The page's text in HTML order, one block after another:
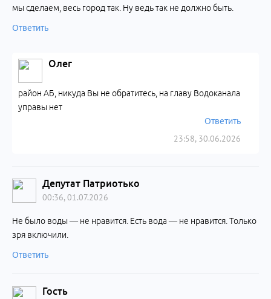
мы сделаем, весь город так. Ну ведь так не должно быть.
Ответить
Олег
23:58, 30.06.2026
район АБ, никуда Вы не обратитесь, на главу Водоканала
управы нет
Ответить
Депутат Патриотько
00:36, 01.07.2026
Не было воды — не нравится. Есть вода — не нравится. Только
зря включили.
Ответить
Гость